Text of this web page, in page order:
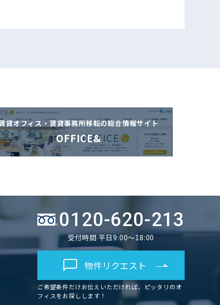
貸オフィス・賃貸事務所移転の総合情報サイト
OFFICE&
0120-620-213
受付時間 平日9:00～18:00
物件リクエスト
ご希望条件だけお伝えいただければ、ピッタリのオ
フィスをお探しします！